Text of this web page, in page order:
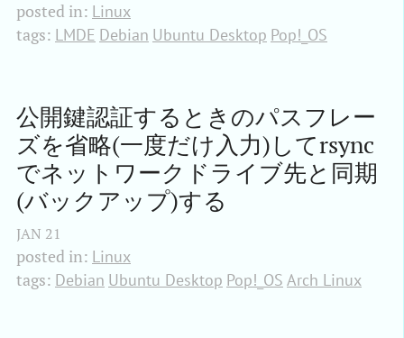
posted in: Linux
tags: LMDE Debian Ubuntu Desktop Pop!_OS
公開鍵認証するときのパスフレー
ズを省略(一度だけ入力)してrsync
でネットワークドライブ先と同期
(バックアップ)する
JAN 21
posted in: Linux
tags: Debian Ubuntu Desktop Pop!_OS Arch Linux